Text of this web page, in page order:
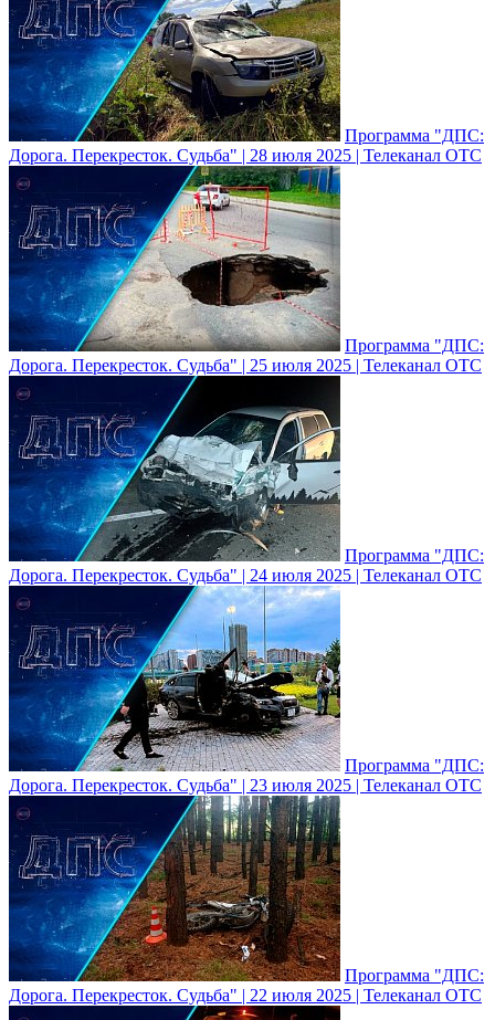
Программа "ДПС:
Дорога. Перекресток. Судьба" | 28 июля 2025 | Телеканал ОТС
Программа "ДПС:
Дорога. Перекресток. Судьба" | 25 июля 2025 | Телеканал ОТС
Программа "ДПС:
Дорога. Перекресток. Судьба" | 24 июля 2025 | Телеканал ОТС
Программа "ДПС:
Дорога. Перекресток. Судьба" | 23 июля 2025 | Телеканал ОТС
Программа "ДПС:
Дорога. Перекресток. Судьба" | 22 июля 2025 | Телеканал ОТС